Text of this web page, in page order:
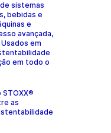
sistemas
bebidas e
e
avançada,
em
em todo o
STOXX®
as